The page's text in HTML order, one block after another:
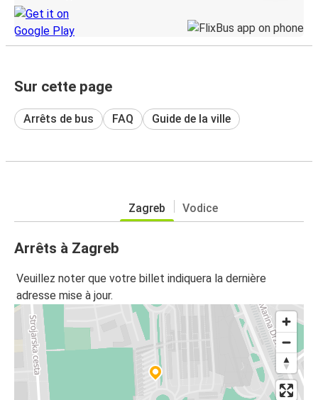
Sur cette page
Arrêts de bus FAQ Guide de la ville
Zagreb Vodice
Arrêts à Zagreb
Veuillez noter que votre billet indiquera la dernière
adresse mise à jour.